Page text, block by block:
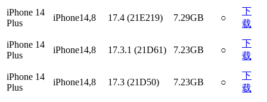
iPhone 14
Plus
iPhone14,8 17.4 (21E219) 7.29GB ○
下
载
iPhone 14
Plus
iPhone14,8 17.3.1 (21D61) 7.23GB ○
下
载
iPhone 14
Plus
iPhone14,8 17.3 (21D50) 7.23GB ○
下
载